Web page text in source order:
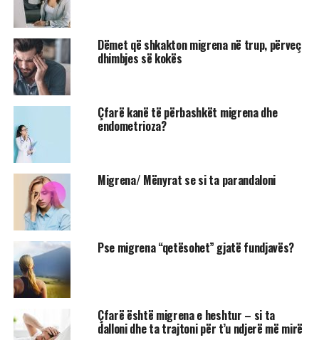
Dëmet që shkakton migrena në trup, përveç
dhimbjes së kokës
Çfarë kanë të përbashkët migrena dhe
endometrioza?
Migrena/ Mënyrat se si ta parandaloni
Pse migrena “qetësohet” gjatë fundjavës?
Çfarë është migrena e heshtur – si ta
dalloni dhe ta trajtoni për t’u ndjerë më mirë